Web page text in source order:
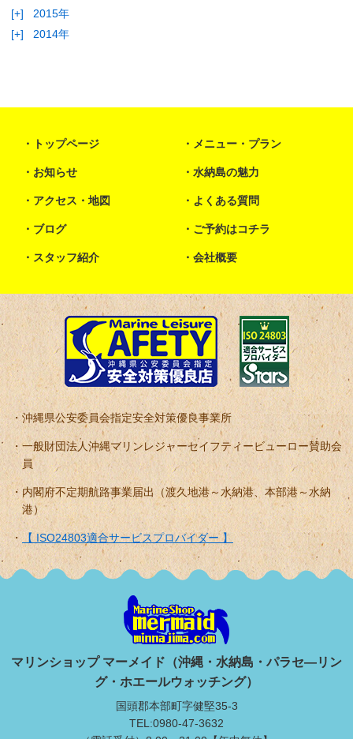
[+]
2015年
[+]
2014年
トップページ メニュー・プラン
お知らせ 水納島の魅力
アクセス・地図 よくある質問
ブログ ご予約はコチラ
スタッフ紹介 会社概要
沖縄県公安委員会指定安全対策優良事業所
一般財団法人沖縄マリンレジャーセイフティービューロー賛助会
員
内閣府不定期航路事業届出（渡久地港～水納港、本部港～水納
港）
【 ISO24803適合サービスプロバイダー 】
マリンショップ マーメイド（沖縄・水納島・パラセ―リン
グ・ホエールウォッチング）
国頭郡本部町字健堅35-3
TEL:0980-47-3632